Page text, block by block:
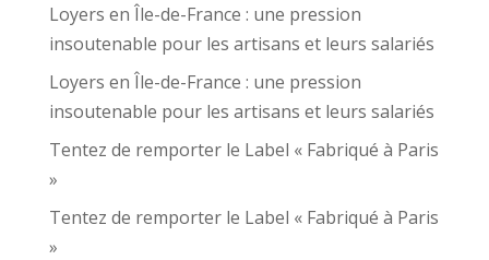
Loyers en Île-de-France : une pression
insoutenable pour les artisans et leurs salariés
Loyers en Île-de-France : une pression
insoutenable pour les artisans et leurs salariés
Tentez de remporter le Label « Fabriqué à Paris
»
Tentez de remporter le Label « Fabriqué à Paris
»